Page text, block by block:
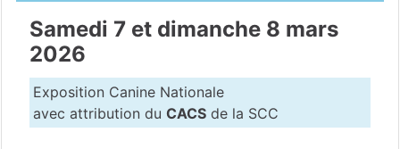
Samedi 7 et dimanche 8 mars
2026
Exposition Canine Nationale
avec attribution du CACS de la SCC